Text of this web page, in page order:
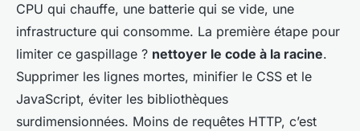
CPU qui chauffe, une batterie qui se vide, une
infrastructure qui consomme. La première étape pour
limiter ce gaspillage ? nettoyer le code à la racine.
Supprimer les lignes mortes, minifier le CSS et le
JavaScript, éviter les bibliothèques
surdimensionnées. Moins de requêtes HTTP, c’est